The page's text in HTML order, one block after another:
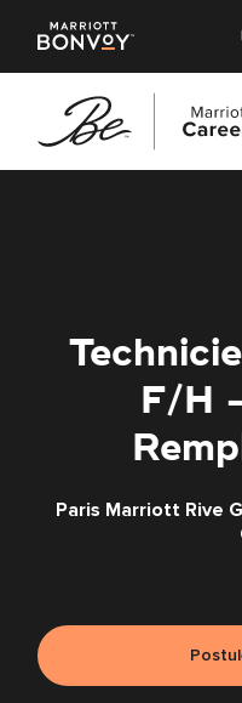
F/H
Paris Marriott Rive